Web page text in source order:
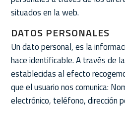
situados en la web.
DATOS PERSONALES
Un dato personal, es la
hace identificable. A través de
establecidas al efecto
que el usuario nos comunica:
electrónico, teléfono, dirección